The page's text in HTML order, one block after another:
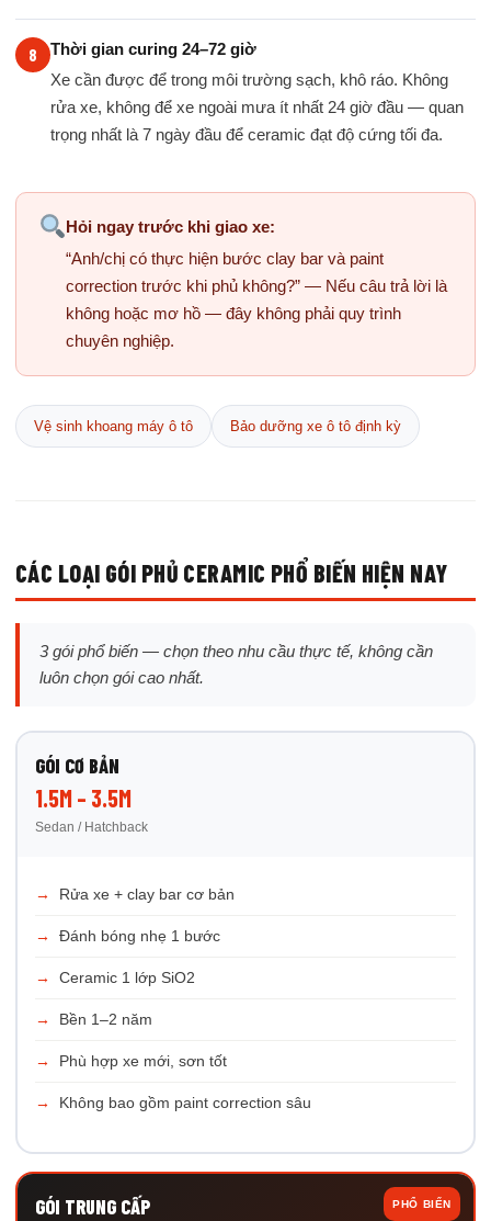
Thời gian curing 24–72 giờ
Xe cần được để trong môi trường sạch, khô ráo. Không
rửa xe, không để xe ngoài mưa ít nhất 24 giờ đầu — quan
trọng nhất là 7 ngày đầu để ceramic đạt độ cứng tối đa.
Hỏi ngay trước khi giao xe:
“Anh/chị có thực hiện bước clay bar và paint
correction trước khi phủ không?” — Nếu câu trả lời là
không hoặc mơ hồ — đây không phải quy trình
chuyên nghiệp.
Vệ sinh khoang máy ô tô Bảo dưỡng xe ô tô định kỳ
CÁC LOẠI GÓI PHỦ CERAMIC PHỔ BIẾN HIỆN NAY
3 gói phổ biến — chọn theo nhu cầu thực tế, không cần
luôn chọn gói cao nhất.
GÓI CƠ BẢN
1.5M – 3.5M
Sedan / Hatchback
Rửa xe + clay bar cơ bản
Đánh bóng nhẹ 1 bước
Ceramic 1 lớp SiO2
Bền 1–2 năm
Phù hợp xe mới, sơn tốt
Không bao gồm paint correction sâu
PHỔ BIẾN
GÓI TRUNG CẤP